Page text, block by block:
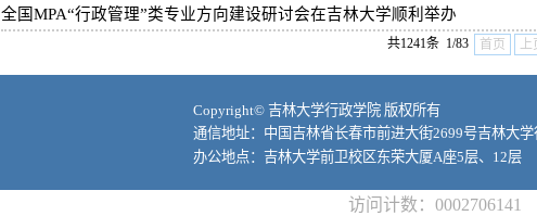
全国MPA“行政管理”类专业方向建设研讨会在吉林大学顺利举办
共1241条 1/83
首页 上
Copyright© 吉林大学行政学院 版权所有
通信地址：中国吉林省长春市前进大街2699号吉林大
办公地点：吉林大学前卫校区东荣大厦A座5层、12层
访问计数： 0002706141